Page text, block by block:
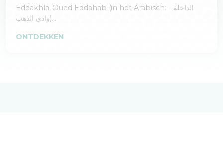
Eddakhla-Oued Eddahab (in het Arabisch: الداخلة -
وادي الذهب)...
ONTDEKKEN